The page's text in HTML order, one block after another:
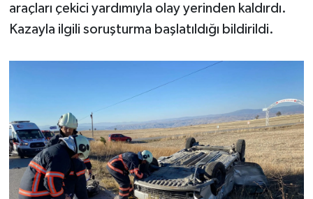
araçları çekici yardımıyla olay yerinden kaldırdı.
Kazayla ilgili soruşturma başlatıldığı bildirildi.